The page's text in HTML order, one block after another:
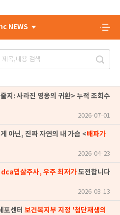
NEWS
지: 사라진 영웅의 귀환> 누적 조회수
2026-07-01
아닌, 진짜 자연의 내 가슴 <배파가
2026-04-23
dca밉살주사, 우주 최저가도전합니다
2026-03-13
포센터 보건복지부 지정 '첨단재생의